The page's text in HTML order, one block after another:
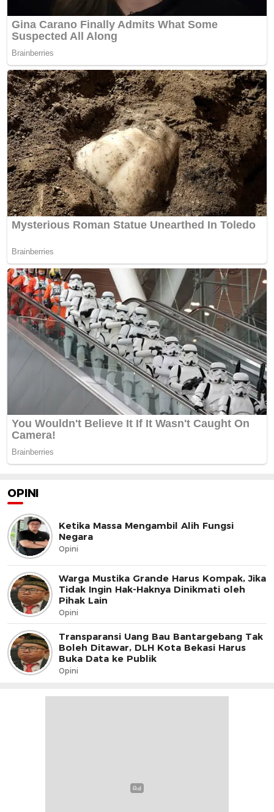
OPINI
Ketika Massa Mengambil Alih Fungsi
Negara
Opini
Warga Mustika Grande Harus Kompak, Jika
Tidak Ingin Hak-Haknya Dinikmati oleh
Pihak Lain
Opini
Transparansi Uang Bau Bantargebang Tak
Boleh Ditawar, DLH Kota Bekasi Harus
Buka Data ke Publik
Opini